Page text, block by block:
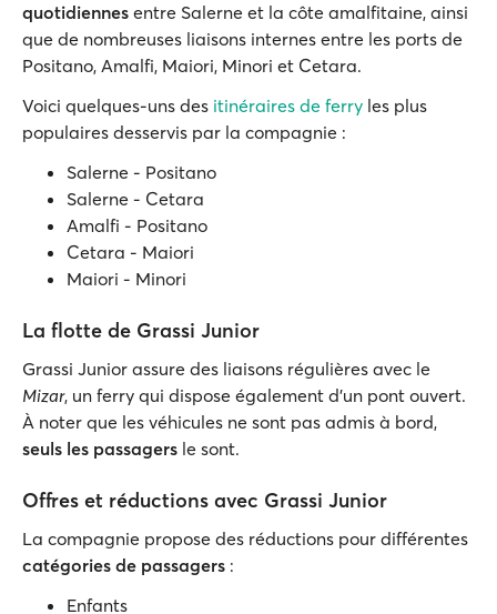
quotidiennes entre Salerne et la côte amalfitaine, ainsi
que de nombreuses liaisons internes entre les ports de
Positano, Amalfi, Maiori, Minori et Cetara.
Voici quelques-uns des itinéraires de ferry les plus
populaires desservis par la compagnie :
Salerne - Positano
Salerne - Cetara
Amalfi - Positano
Cetara - Maiori
Maiori - Minori
La flotte de Grassi Junior
Grassi Junior assure des liaisons régulières avec le
Mizar, un ferry qui dispose également d'un pont ouvert.
À noter que les véhicules ne sont pas admis à bord,
seuls les passagers le sont.
Offres et réductions avec Grassi Junior
La compagnie propose des réductions pour différentes
catégories de passagers :
Enfants